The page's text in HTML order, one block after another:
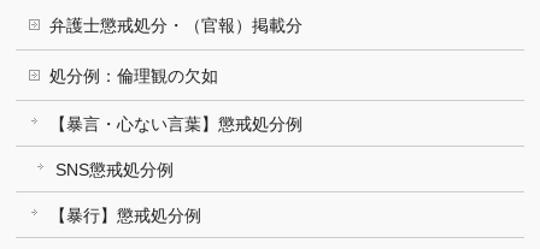
弁護士懲戒処分・（官報）掲載分
処分例：倫理観の欠如
【暴言・心ない言葉】懲戒処分例
SNS懲戒処分例
【暴行】懲戒処分例